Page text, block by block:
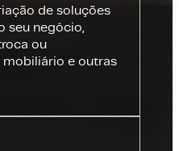
de soluções
seu negócio,
ou
e outras